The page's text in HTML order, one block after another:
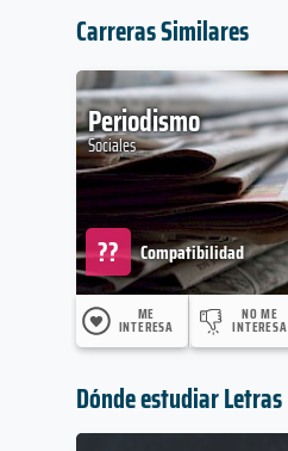
Carreras Similares
Periodismo
Sociales
Compatibilidad
??
ME
INTERESA
NO ME
INTERESA
Dónde estudiar Letras